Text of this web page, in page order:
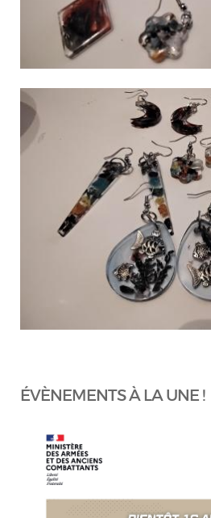
ÉVÈNEMENTS À LA UNE !